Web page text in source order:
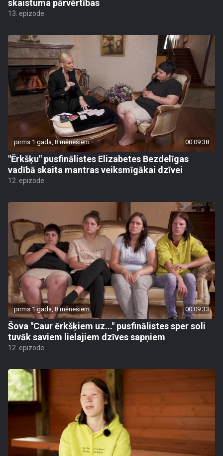
skaistuma pārvērtības
13. epizode
pirms 1 gada, 8 mēnešiem 00:09:38
"Ērkšķu" pusfinālistes Elizabetes Bezdelīgas
vadībā skaita mantras veiksmīgākai dzīvei
12. epizode
pirms 1 gada, 8 mēnešiem 00:09:33
Šova "Caur ērkšķiem uz..." pusfinālistes sper soli
tuvāk saviem lielajiem dzīves sapņiem
12. epizode